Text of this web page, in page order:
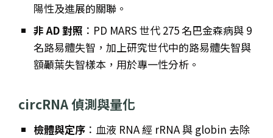
陽性及進展的關聯。
非 AD 對照 ：PD MARS 世代 275 名巴金森病與 9
名路易體失智，加上研究世代中的路易體失智與
額顳葉失智樣本，用於專一性分析。
circRNA 偵測與量化
檢體與定序 ：血液 RNA 經 rRNA 與 globin 去除